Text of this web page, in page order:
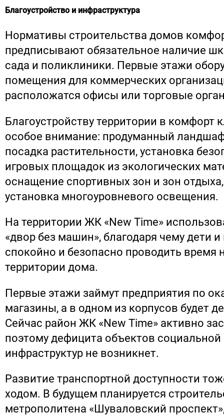
Благоустройство и инфраструктура
Нормативы строительства домов
предписывают обязательное наличие
сада и поликлиники. Первые этажи
помещения для коммерческих
расположатся офисы или торговые
Благоустройству территории в комфорт
особое внимание: продуманный
посадка растительности, установка
игровых площадок из экологических
оснащение спортивных зон и зон
установка многоуровневого освещения.
На территории ЖК «New Time»
«двор без машин», благодаря чему дети
спокойно и безопасно проводить время
территории дома.
Первые этажи займут предприятия по
магазины, а в одном из корпусов будет
Сейчас район ЖК «New Time» активно
поэтому дефицита объектов социальной
инфраструктур не возникнет.
Развитие транспортной доступности
ходом. В будущем планируется
метрополитена «Шуваловский